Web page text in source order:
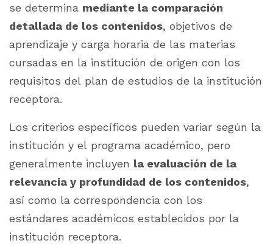
se determina mediante la comparación
detallada de los contenidos, objetivos de
aprendizaje y carga horaria de las materias
cursadas en la institución de origen con los
requisitos del plan de estudios de la institución
receptora.
Los criterios específicos pueden variar según la
institución y el programa académico, pero
generalmente incluyen la evaluación de la
relevancia y profundidad de los contenidos,
así como la correspondencia con los
estándares académicos establecidos por la
institución receptora.